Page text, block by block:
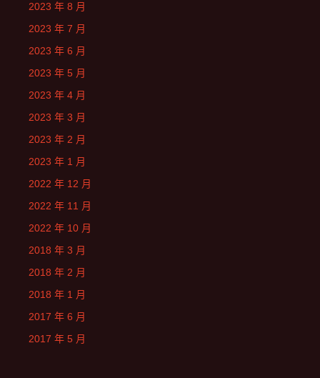
2023 年 8 月
2023 年 7 月
2023 年 6 月
2023 年 5 月
2023 年 4 月
2023 年 3 月
2023 年 2 月
2023 年 1 月
2022 年 12 月
2022 年 11 月
2022 年 10 月
2018 年 3 月
2018 年 2 月
2018 年 1 月
2017 年 6 月
2017 年 5 月